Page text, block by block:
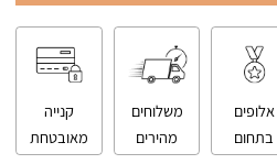
אלופים
משלוחים
קנייה